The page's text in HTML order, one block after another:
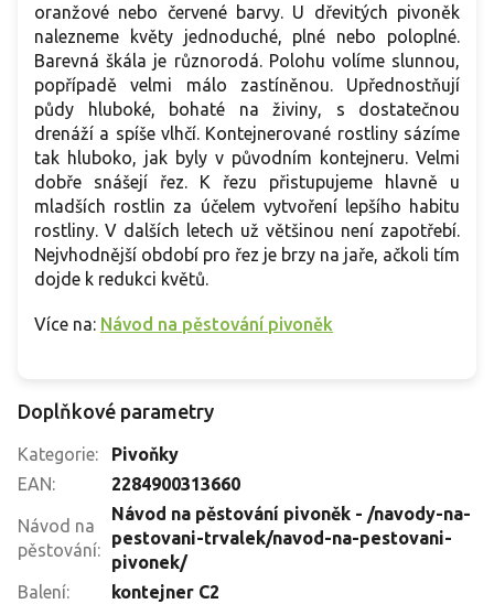
oranžové nebo červené barvy. U dřevitých pivoněk
nalezneme květy jednoduché, plné nebo poloplné.
Barevná škála je různorodá. Polohu volíme slunnou,
popřípadě velmi málo zastíněnou. Upřednostňují
půdy hluboké, bohaté na živiny, s dostatečnou
drenáží a spíše vlhčí. Kontejnerované rostliny sázíme
tak hluboko, jak byly v původním kontejneru. Velmi
dobře snášejí řez. K řezu přistupujeme hlavně u
mladších rostlin za účelem vytvoření lepšího habitu
rostliny. V dalších letech už většinou není zapotřebí.
Nejvhodnější období pro řez je brzy na jaře, ačkoli tím
dojde k redukci květů.
Více na: Návod na pěstování pivoněk
Doplňkové parametry
Kategorie:
Pivoňky
EAN: 2284900313660
Návod na
pěstování:
Návod na pěstování pivoněk - /navody-na-
pestovani-trvalek/navod-na-pestovani-
pivonek/
Balení:
kontejner C2